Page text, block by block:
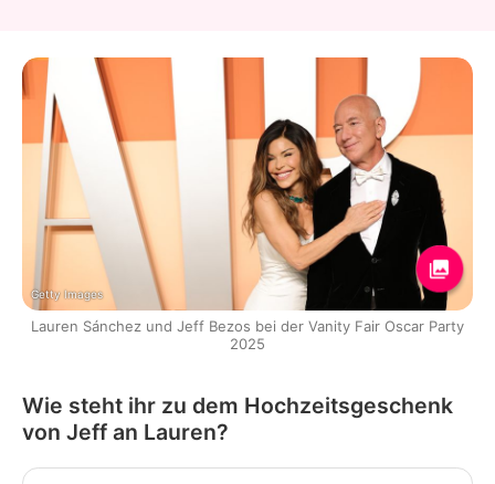
Getty Images
Lauren Sánchez und Jeff Bezos bei der Vanity Fair Oscar Party
2025
Wie steht ihr zu dem Hochzeitsgeschenk
von Jeff an Lauren?